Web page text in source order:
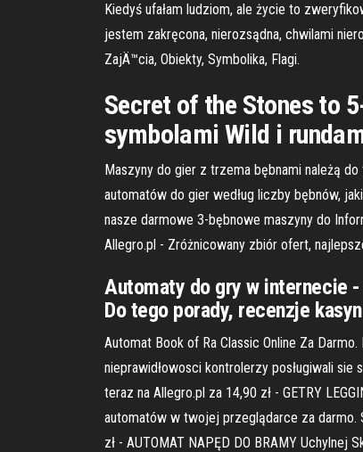
Kiedyś ufałam ludziom, ale życie to
jestem zakręcona, nierozsądna, chwilami
ZajÄ™cia, Obiekty, Symbolika, Flagi.
Secret of the Stones to
symbolami Wild i
Maszyny do gier z trzema bębnami należą
automatów do gier według liczby bębnów,
nasze darmowe 3-bębnowe maszyny do
Allegro.pl - Zróżnicowany zbiór ofert,
Automaty do gry w internecie
Do tego porady, recenzje
Automat Book of Ra Classic Online Za
nieprawidłowosci kontrolerzy posługiwali
teraz na Allegro.pl za 14,90 zł - GETRY
automatów w twojej przeglądarce za darmo.
zł - AUTOMAT NAPĘD DO BRAMY